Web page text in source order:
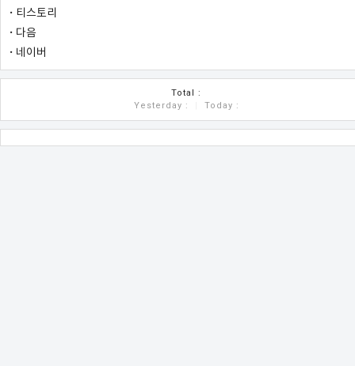
티스토리
다음
네이버
Total :
Yesterday :
Today :